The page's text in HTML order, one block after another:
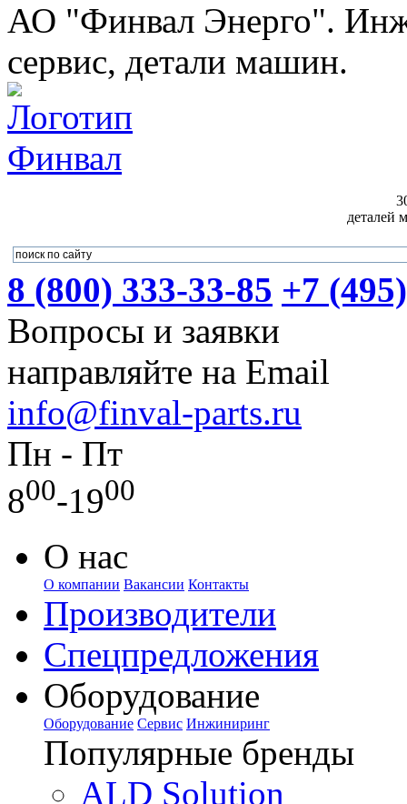
АО "Финвал Энерго".
сервис, детали машин.
деталей
8 (800) 333-33-85 +7
Вопросы и заявки
направляйте на Email
info@finval-parts.ru
Пн - Пт
800-1900
О нас
О компании Вакансии Контакты
Производители
Спецпредложения
Оборудование
Оборудование Сервис Инжиниринг
Популярные бренды
ALD Solution